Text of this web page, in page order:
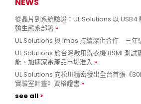
從晶片到系統驗證：UL Solutions 以 USB4
輸生態系部署
UL Solutions 與 imos 持續深化合作 三年
UL Solutions 於台灣啟用洗衣機 BSMI 測
能、加速家電產品市場准入
UL Solutions 向松川精密發出全台首張《
實驗室計畫》資格證書
see all